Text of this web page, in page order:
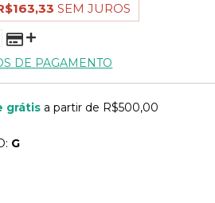
SEM JUROS
DE PAGAMENTO
grátis a partir de R$500,00
G